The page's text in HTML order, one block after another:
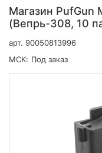
Магазин PufGun
(Вепрь-308, 10
арт. 90050813996
МСК: Под заказ